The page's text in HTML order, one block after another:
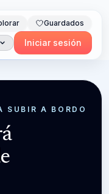
Guardados
Iniciar sesión
SUBIR A BORDO